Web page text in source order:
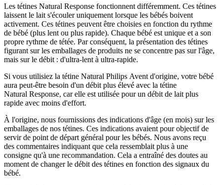
Les tétines Natural Response fonctionnent différemment. Ces tétines
laissent le lait s'écouler uniquement lorsque les bébés boivent
activement. Ces tétines peuvent être choisies en fonction du rythme
de bébé (plus lent ou plus rapide). Chaque bébé est unique et a son
propre rythme de tétée. Par conséquent, la présentation des tétines
figurant sur les emballages de produits ne se concentre pas sur l'âge,
mais sur le débit : d'ultra-lent à ultra-rapide.
Si vous utilisiez la tétine Natural Philips Avent d'origine, votre bébé
aura peut-être besoin d'un débit plus élevé avec la tétine
Natural Response, car elle est utilisée pour un débit de lait plus
rapide avec moins d'effort.
À l'origine, nous fournissions des indications d'âge (en mois) sur les
emballages de nos tétines. Ces indications avaient pour objectif de
servir de point de départ général pour les bébés. Nous avons reçu
des commentaires indiquant que cela ressemblait plus à une
consigne qu'à une recommandation. Cela a entraîné des doutes au
moment de changer le débit des tétines en fonction des signaux du
bébé.